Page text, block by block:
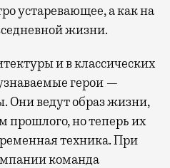
устаревающее, а как на
жизни.
и в классических
герои —
Они ведут образ жизни,
прошлого, но теперь их
техника. При
команда